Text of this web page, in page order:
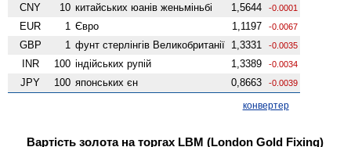
CNY 10 китайських юанів женьмiньбi 1,5644 -0.0001
EUR 1 Євро 1,1197 -0.0067
GBP 1 фунт стерлінгів Велико­британії 1,3331 -0.0035
INR 100 індійських рупій 1,3389 -0.0034
JPY 100 японських єн 0,8663 -0.0039
конвертер
Вартість золота на торгах LBM (London Gold Fixing)